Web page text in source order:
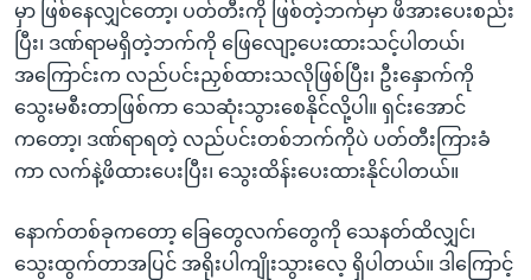
မှာ ဖြစ်နေလျှင်တော့၊ ပတ်တီးကို ဖြစ်တဲ့ဘက်မှာ ဖိအားပေးစည်း
ပြီး၊ ဒဏ်ရာမရှိတဲ့ဘက်ကို ဖြေလျော့ပေးထားသင့်ပါတယ်၊
အကြောင်းက လည်ပင်းညှစ်ထားသလိုဖြစ်ပြီး၊ ဦးနှောက်ကို
သွေးမစီးတာဖြစ်ကာ သေဆုံးသွားစေနိုင်လို့ပါ။ ရှင်းအောင်
ကတော့၊ ဒဏ်ရာရတဲ့ လည်ပင်းတစ်ဘက်ကိုပဲ ပတ်တီးကြားခံ
ကာ လက်နဲ့ဖိထားပေးပြီး၊ သွေးထိန်းပေးထားနိုင်ပါတယ်။
နောက်တစ်ခုကတော့ ခြေတွေလက်တွေကို သေနတ်ထိလျှင်၊
သွေးထွက်တာအပြင် အရိုးပါကျိုးသွားလေ့ ရှိပါတယ်။ ဒါကြောင့်